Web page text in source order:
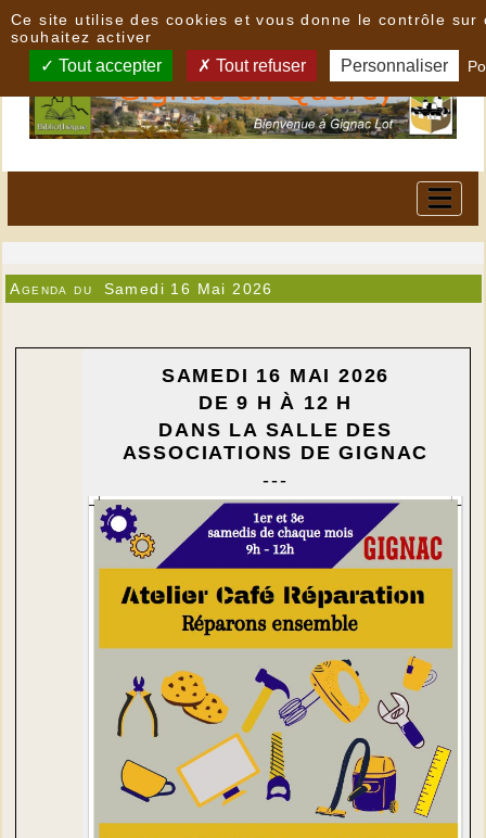
Agenda du Samedi 16 Mai 2026
SAMEDI 16 MAI 2026
DE 9 H À 12 H
DANS LA SALLE DES
ASSOCIATIONS DE GIGNAC
---
Ce site utilise des cookies et vous donne le contrôle sur
souhaitez activer
Tout accepter Tout refuser Personnaliser